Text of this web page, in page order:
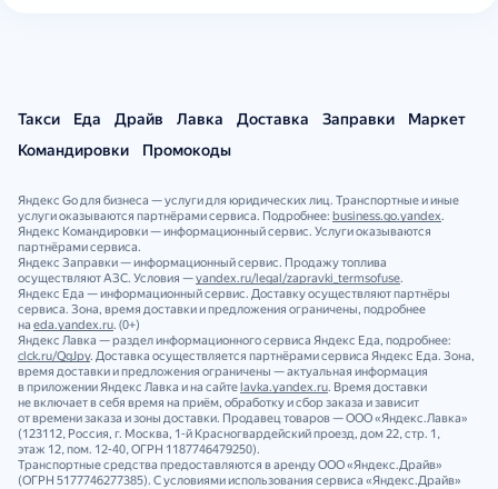
Такси Еда Драйв Лавка Доставка Заправки
Маркет
Командировки
Промокоды
Яндекс Go для бизнеса — услуги для юридических лиц. Транспортные и иные
услуги оказываются партнёрами сервиса. Подробнее: business.go.yandex.
Яндекс Командировки — информационный сервис. Услуги оказываются
партнёрами сервиса.
Яндекс Заправки — информационный сервис. Продажу топлива
осуществляют АЗС. Условия —yandex.ru/legal/zapravki_termsofuse.
Яндекс Еда — информационный сервис. Доставку осуществляют партнёры
сервиса. Зона, время доставки и предложения ограничены, подробнее
на eda.yandex.ru. (0+)
Яндекс Лавка — раздел информационного сервиса Яндекс Еда, подробнее:
clck.ru/QgJpy. Доставка осуществляется партнёрами сервиса Яндекс Еда. Зона,
время доставки и предложения ограничены — актуальная информация
в приложении Яндекс Лавка и на сайтеlavka.yandex.ru. Время доставки
не включает в себя время на приём, обработку и сбор заказа и зависит
от времени заказа и зоны доставки. Продавец товаров — ООО «Яндекс.Лавка»
(123112, Россия, г. Москва, 1‑й Красногвардейский проезд, дом 22, стр. 1,
этаж 12, пом. 12‑40, ОГРН 1187746479250).
Транспортные средства предоставляются в аренду ООО «Яндекс.Драйв»
(ОГРН 5177746277385). С условиями использования сервиса «Яндекс.Драйв»